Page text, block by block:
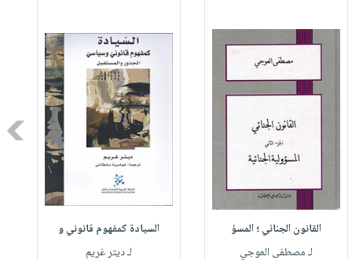
القانون الجنائي ؛ المسؤ
لـ مصطفى العوجي
السيادة كمفهوم قانوني و
لـ ديتر غريم